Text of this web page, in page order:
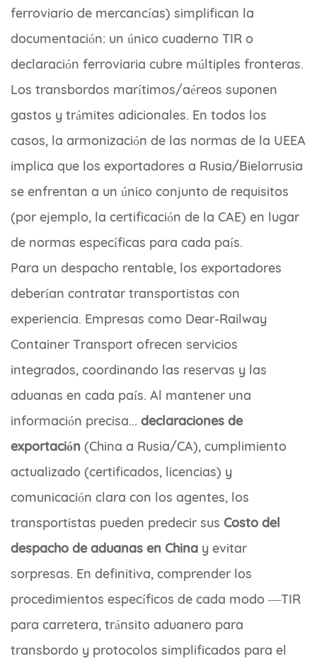
ferroviario de mercancías) simplifican la
documentación: un único cuaderno TIR o
declaración ferroviaria cubre múltiples fronteras.
Los transbordos marítimos/aéreos suponen
gastos y trámites adicionales. En todos los
casos, la armonización de las normas de la UEEA
implica que los exportadores a Rusia/Bielorrusia
se enfrentan a un único conjunto de requisitos
(por ejemplo, la certificación de la CAE) en lugar
de normas específicas para cada país.
Para un despacho rentable, los exportadores
deberían contratar transportistas con
experiencia. Empresas como Dear-Railway
Container Transport ofrecen servicios
integrados, coordinando las reservas y las
aduanas en cada país. Al mantener una
información precisa... declaraciones de
exportación (China a Rusia/CA), cumplimiento
actualizado (certificados, licencias) y
comunicación clara con los agentes, los
transportistas pueden predecir sus Costo del
despacho de aduanas en China y evitar
sorpresas. En definitiva, comprender los
procedimientos específicos de cada modo —TIR
para carretera, tránsito aduanero para
transbordo y protocolos simplificados para el